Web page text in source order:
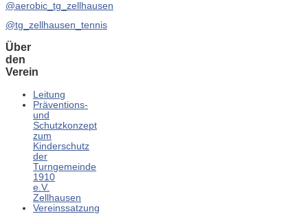
@aerobic_tg_zellhausen
@tg_zellhausen_tennis
Über
den
Verein
Leitung
Präventions-
und
Schutzkonzept
zum
Kinderschutz
der
Turngemeinde
1910
e.V.
Zellhausen
Vereinssatzung